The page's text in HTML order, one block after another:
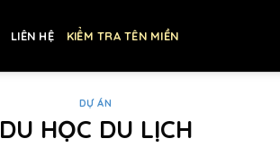
LIÊN HỆ KIỂM TRA TÊN MIỀN
DỰ ÁN
DU HỌC DU LỊCH